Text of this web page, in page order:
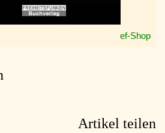
ef-Shop
Artikel teilen